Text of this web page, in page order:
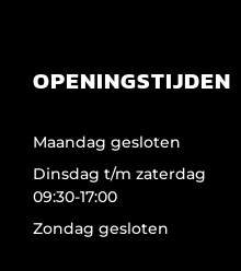
OPENINGSTIJDEN
Maandag gesloten
Dinsdag t/m zaterdag
09:30-17:00
Zondag gesloten